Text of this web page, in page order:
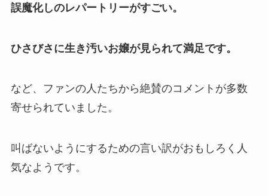
誤魔化しのレパートリーがすごい。
ひさびさに生き汚いお嬢が見られて満足です。
など、ファンの人たちから絶賛のコメントが多数
寄せられていました。
叫ばないようにするための言い訳がおもしろく人
気なようです。